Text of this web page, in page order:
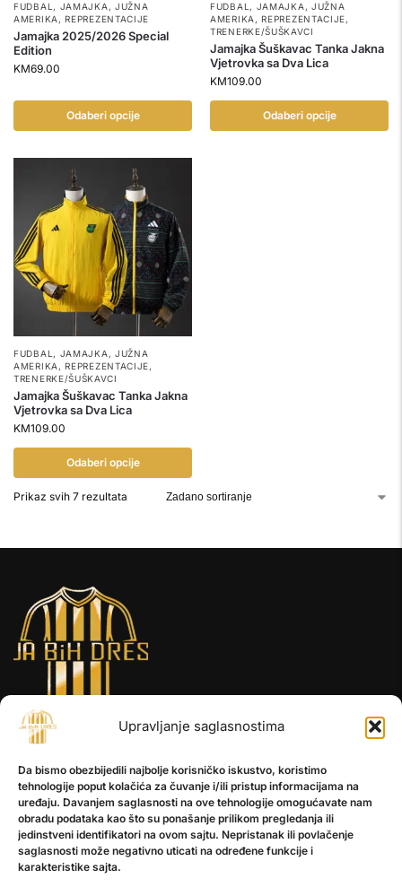
Upravljanje saglasnostima
Da bismo obezbijedili najbolje korisničko iskustvo, koristimo
tehnologije poput kolačića za čuvanje i/ili pristup informacijama na
uređaju. Davanjem saglasnosti na ove tehnologije omogućavate nam
obradu podataka kao što su ponašanje prilikom pregledanja ili
jedinstveni identifikatori na ovom sajtu. Nepristanak ili povlačenje
saglasnosti može negativno uticati na određene funkcije i
karakteristike sajta.
FUDBAL , JAMAJKA , JUŽNA
AMERIKA ,REPREZENTACIJE
Jamajka 2025/2026 Special
Edition
KM69.00
Odaberi opcije
FUDBAL , JAMAJKA , JUŽNA
AMERIKA ,REPREZENTACIJE,
TRENERKE/ŠUŠKAVCI
Jamajka Šuškavac Tanka Jakna
Vjetrovka sa Dva Lica
KM109.00
Odaberi opcije
FUDBAL , JAMAJKA , JUŽNA
AMERIKA ,REPREZENTACIJE,
TRENERKE/ŠUŠKAVCI
Jamajka Šuškavac Tanka Jakna
Vjetrovka sa Dva Lica
KM109.00
Odaberi opcije
Prikaz svih 7 rezultata
INFORMACIJE
O nama
Kontakt
POMOĆ